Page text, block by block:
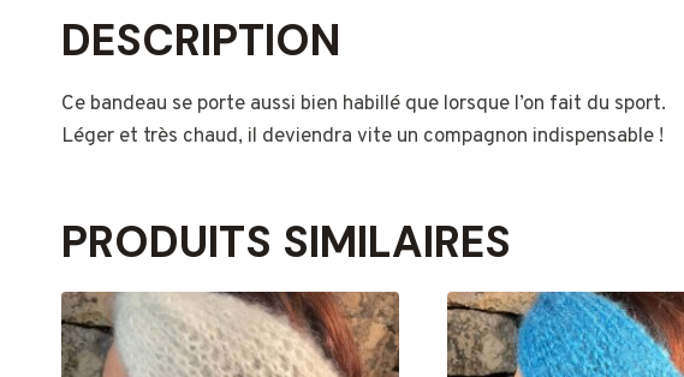
DESCRIPTION
Ce bandeau se porte aussi bien habillé que lorsque l’on fait du sport.
Léger et très chaud, il deviendra vite un compagnon indispensable !
PRODUITS SIMILAIRES